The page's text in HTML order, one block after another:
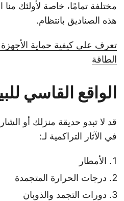
مختلفة تمامًا، خاصة لأولئك منا
هذه الصناديق بانتظام.
تعرف على كيفية حماية الأجهزة
الطاقة
الواقع القاسي
قد لا تبدو حديقة منزلك أو
في الآثار التراكمية لـ:
الأمطار
درجات الحرارة المتجمدة
دورات التجمد والذوبان